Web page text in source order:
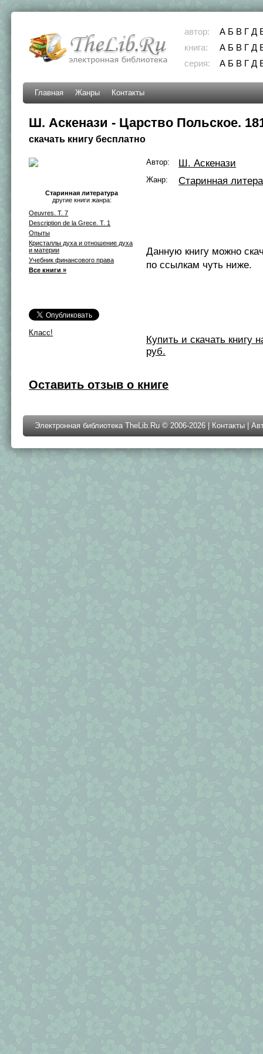
автор: А Б В Г Д
книга:
А Б В Г Д
серия:
А Б В Г Д
Главная Жанры Контакты
Ш. Аскенази - Царство Польское.
скачать книгу бесплатно
Старинная литература
другие книги жанра:
Oeuvres. T. 7
Description de la Grece. T. 1
Опыты
Кристаллы духа и отношение духа
и материи
Учебник финансового права
Все книги »
Класс!
Автор: Ш. Аскенази
Жанр: Старинная
Данную книгу можно
по ссылкам чуть ниже.
Купить и скачать книгу
руб.
Оставить отзыв о книге
Электронная библиотека TheLib.Ru © 2006-2026 | Контакты |